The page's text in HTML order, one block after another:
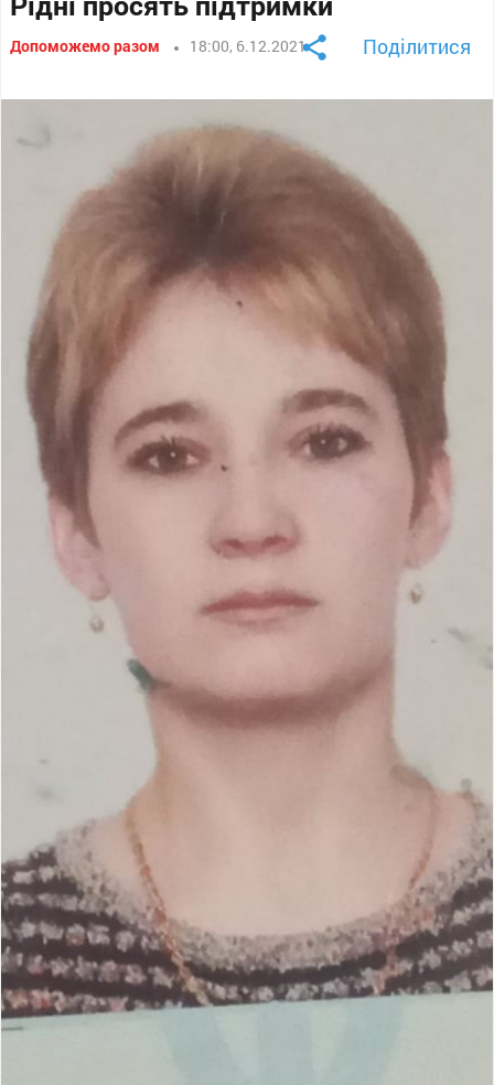
Допоможемо разом 18:00, 6.12.2021 Поділитися